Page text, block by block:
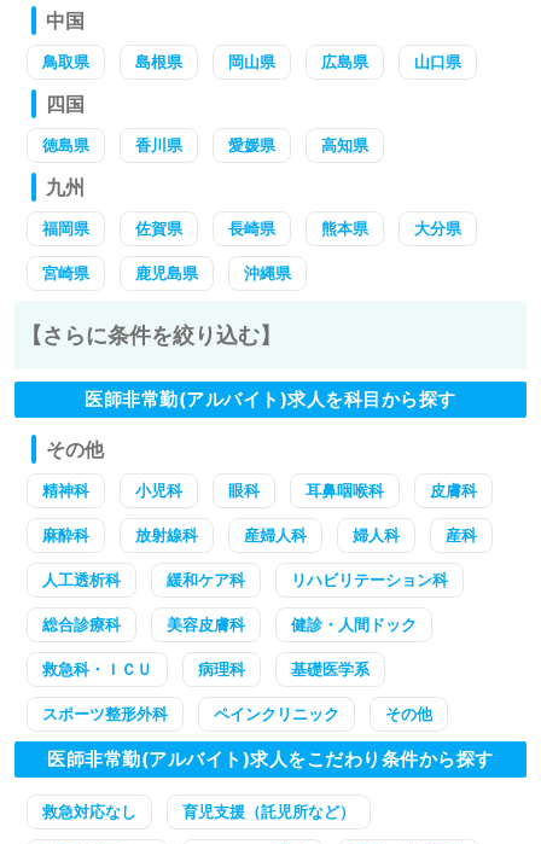
中国
鳥取県 島根県 岡山県 広島県 山口県
四国
徳島県 香川県 愛媛県 高知県
九州
福岡県 佐賀県 長崎県 熊本県 大分県
宮崎県 鹿児島県 沖縄県
【さらに条件を絞り込む】
医師非常勤(アルバイト)求人を科目から探す
その他
精神科 小児科 眼科 耳鼻咽喉科 皮膚科
麻酔科 放射線科 産婦人科 婦人科 産科
人工透析科 緩和ケア科 リハビリテーション科
総合診療科 美容皮膚科 健診・人間ドック
救急科・ＩＣＵ 病理科 基礎医学系
スポーツ整形外科 ペインクリニック その他
医師非常勤(アルバイト)求人をこだわり条件から探す
救急対応なし 育児支援（託児所など）